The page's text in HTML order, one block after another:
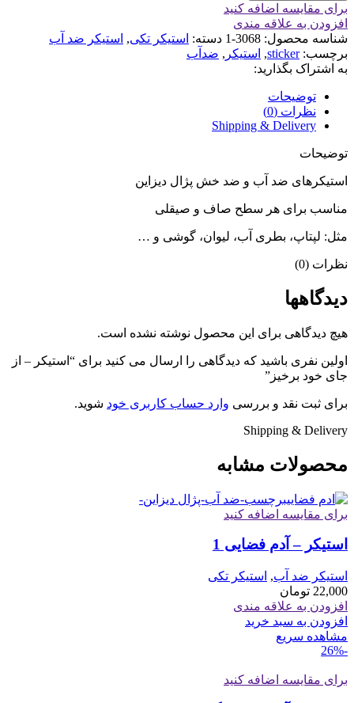
برای مقایسه اضافه کنید
افزودن به علاقه مندی
شناسه محصول: 3068-1 دسته: استیکر تکی, استیکر ضد آب
برچسب: sticker
, استیکر , ضدآب
به اشتراک بگذارید:
توضیحات
نظرات (0)
Shipping & Delivery
توضیحات
استیکرهای ضد آب و ضد خش پژال دیزاین
مناسب برای هر سطح صاف و صیقلی
مثل: لپتاپ، بطری آب، لیوان، گوشی و …
نظرات (0)
دیدگاهها
هیچ دیدگاهی برای این محصول نوشته نشده است.
اولین نفری باشید که دیدگاهی را ارسال می کنید برای “استیکر – از
جای خود برخیز”
برای ثبت نقد و بررسی وارد حساب کاربری خود شوید.
Shipping & Delivery
محصولات مشابه
برای مقایسه اضافه کنید
استیکر – آدم فضایی 1
استیکر ضد آب, استیکر تکی
22,000 تومان
افزودن به علاقه مندی
افزودن به سبد خرید
مشاهده سریع
-26%
برای مقایسه اضافه کنید